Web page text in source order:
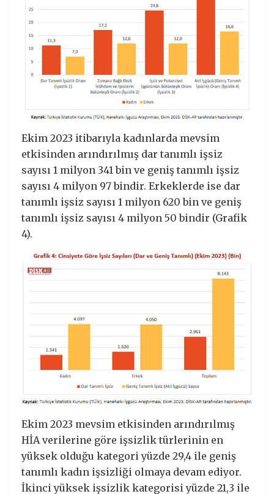
Ekim 2023 itibarıyla kadınlarda mevsim
etkisinden arındırılmış dar tanımlı işsiz
sayısı 1 milyon 341 bin ve geniş tanımlı işsiz
sayısı 4 milyon 97 bindir. Erkeklerde ise dar
tanımlı işsiz sayısı 1 milyon 620 bin ve geniş
tanımlı işsiz sayısı 4 milyon 50 bindir (Grafik
4).
Ekim 2023 mevsim etkisinden arındırılmış
HİA verilerine göre işsizlik türlerinin en
yüksek olduğu kategori yüzde 29,4 ile geniş
tanımlı kadın işsizliği olmaya devam ediyor.
İkinci yüksek işsizlik kategorisi yüzde 21,3 ile